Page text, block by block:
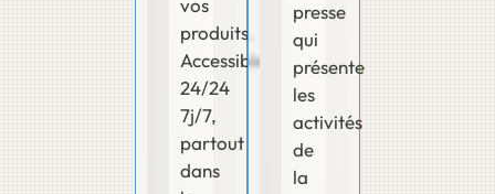
produits.
Accessible
24/24
7j/7,
partout
dans
presse
qui
présente
les
activités
de
la